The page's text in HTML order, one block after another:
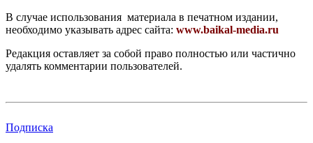
В случае использования материала в печатном издании,
необходимо указывать адрес сайта: www.baikal-media.ru
Редакция оставляет за собой право полностью или частично
удалять комментарии пользователей.
Подписка